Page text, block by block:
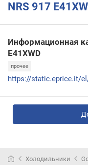
NRS 917
Информационная
E41XWD
прочее
Холодильники